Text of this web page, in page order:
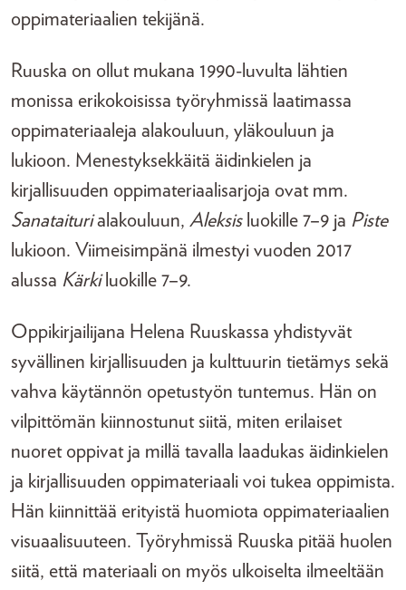
oppimateriaalien tekijänä.
Ruuska on ollut mukana 1990-luvulta lähtien
monissa erikokoisissa työryhmissä laatimassa
oppimateriaaleja alakouluun, yläkouluun ja
lukioon. Menestyksekkäitä äidinkielen ja
kirjallisuuden oppimateriaalisarjoja ovat mm.
Sanataiturialakouluun, Aleksis luokille 7–9 ja Piste
lukioon. Viimeisimpänä ilmestyi vuoden 2017
alussa Kärki luokille 7–9.
Oppikirjailijana Helena Ruuskassa yhdistyvät
syvällinen kirjallisuuden ja kulttuurin tietämys sekä
vahva käytännön opetustyön tuntemus. Hän on
vilpittömän kiinnostunut siitä, miten erilaiset
nuoret oppivat ja millä tavalla laadukas äidinkielen
ja kirjallisuuden oppimateriaali voi tukea oppimista.
Hän kiinnittää erityistä huomiota oppimateriaalien
visuaalisuuteen. Työryhmissä Ruuska pitää huolen
siitä, että materiaali on myös ulkoiselta ilmeeltään